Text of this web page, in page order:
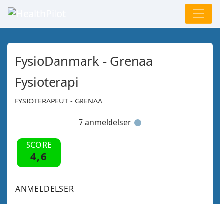
FysioDanmark - Grenaa
Fysioterapi
FYSIOTERAPEUT - GRENAA
7 anmeldelser i
SCORE
4,6
ANMELDELSER